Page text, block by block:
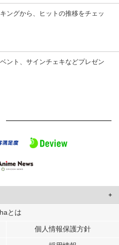
ングから、ヒットの推移をチェッ
ント、サインチェキなどプレゼン
ーザーに合わせたコンテンツや広告の
とは
個人情報保護方針